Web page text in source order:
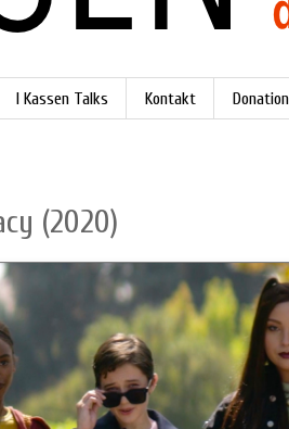
I Kassen Talks Kontakt Donation
(2020)